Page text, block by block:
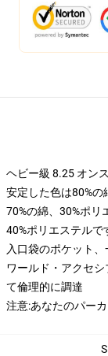
ヘビー級 8.25 オン
安定した色は80%の
70%の綿、30%ポリ
40%ポリエステルで
入口袋のポケット
ワールド・アクセ
て倫理的に調達
注意:あなたのパー